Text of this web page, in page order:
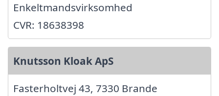
Enkeltmandsvirksomhed
CVR: 18638398
Knutsson Kloak ApS
Fasterholtvej 43, 7330 Brande